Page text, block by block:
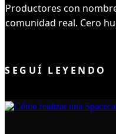
Productores con
comunidad real. Cero
SEGUÍ LEYENDO